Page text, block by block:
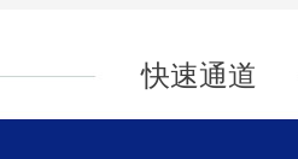
快速通道